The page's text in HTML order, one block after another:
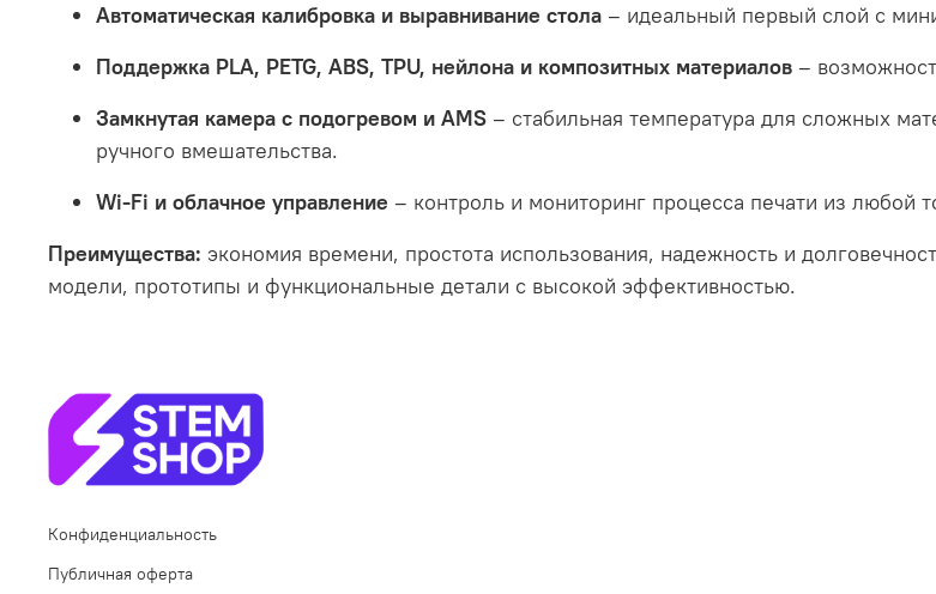
Автоматическая калибровка и выравнивание стола – идеальный первый слой с
Поддержка PLA, PETG, ABS, TPU, нейлона и композитных материалов –
Замкнутая камера с подогревом и AMS – стабильная температура для сложных
ручного вмешательства.
Wi-Fi и облачное управление – контроль и мониторинг процесса печати из любой
Преимущества: экономия времени, простота использования, надежность и
модели, прототипы и функциональные детали с высокой эффективностью.
Конфиденциальность
Публичная оферта